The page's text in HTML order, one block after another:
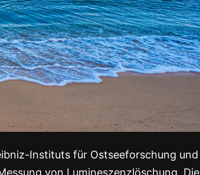
Instituts für Ostseeforschung und
von Lumineszenzlöschung. Die